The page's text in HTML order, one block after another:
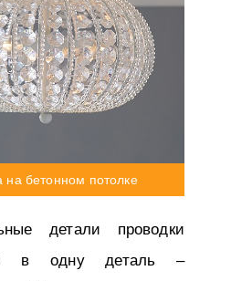
на бетонном потолке
детали проводки
в одну деталь –